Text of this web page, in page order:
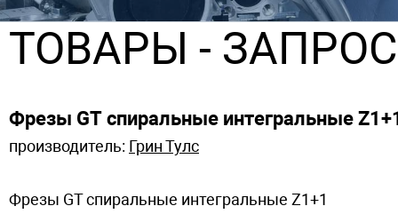
ТОВАРЫ -
Фрезы GT спиральные интегральные
производитель: Грин Тулс
Фрезы GT спиральные интегральные Z1+1